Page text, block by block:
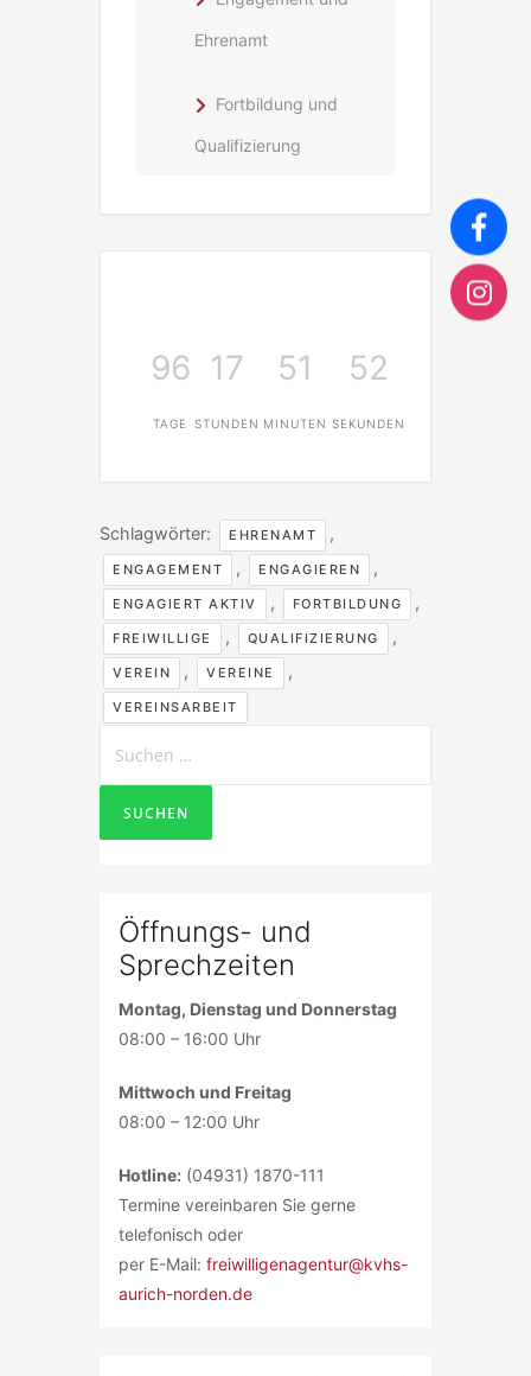
Ehrenamt
Fortbildung und
Qualifizierung
96
TAGE
17
STUNDEN
51
MINUTEN
52
SEKUNDEN
Schlagwörter: EHRENAMT ,
ENGAGEMENT , ENGAGIEREN ,
ENGAGIERT AKTIV , FORTBILDUNG ,
FREIWILLIGE , QUALIFIZIERUNG ,
VEREIN , VEREINE ,
VEREINSARBEIT
nach:
Öffnungs- und
Sprechzeiten
Montag, Dienstag und Donnerstag
08:00 – 16:00 Uhr
Mittwoch und Freitag
08:00 – 12:00 Uhr
Hotline: (04931) 1870-111
Termine vereinbaren Sie gerne
telefonisch oder
per E-Mail: freiwilligenagentur@kvhs-
aurich-norden.de